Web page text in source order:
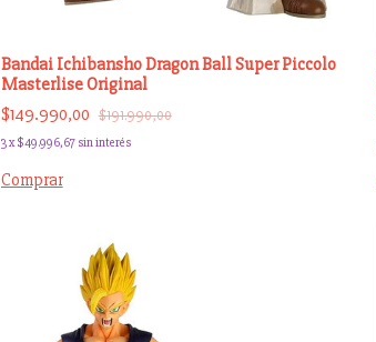
Bandai Ichibansho Dragon Ball Super Piccolo
Masterlise Original
$149.990,00 $191.990,00
3x$49.996,67 sin interés